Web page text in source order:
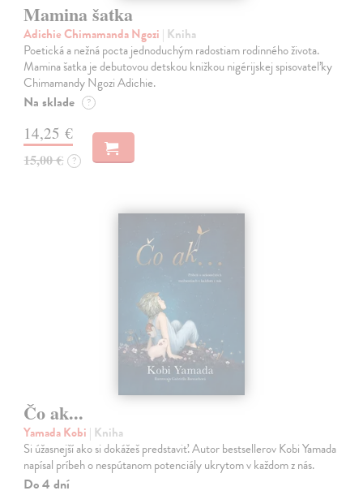
Mamina šatka
Adichie Chimamanda Ngozi | Kniha
Poetická a nežná pocta jednoduchým radostiam rodinného života.
Mamina šatka je debutovou detskou knižkou nigérijskej spisovateľky
Chimamandy Ngozi Adichie.
Na sklade ?
14,25 €
15,00 € ?
Čo ak...
Yamada Kobi | Kniha
Si úžasnejší ako si dokážeš predstaviť. Autor bestsellerov Kobi Yamada
napísal príbeh o nespútanom potenciály ukrytom v každom z nás.
Do 4 dní